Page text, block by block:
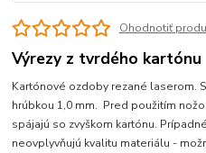
Ohodnotiť
Výrezy z tvrdého kartónu
Kartónové ozdoby rezané laserom.
hrúbkou 1,0 mm. Pred použitím
spájajú so zvyškom kartónu.
neovplyvňujú kvalitu materiálu -